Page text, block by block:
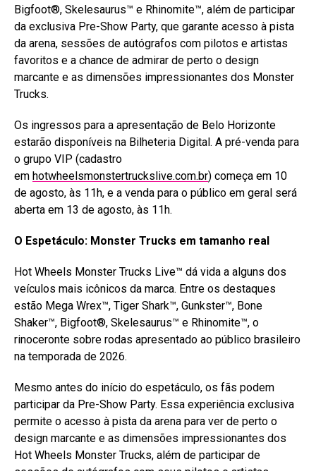
Bigfoot®, Skelesaurus™ e Rhinomite™, além de participar
da exclusiva Pre-Show Party, que garante acesso à pista
da arena, sessões de autógrafos com pilotos e artistas
favoritos e a chance de admirar de perto o design
marcante e as dimensões impressionantes dos Monster
Trucks.
Os ingressos para a apresentação de Belo Horizonte
estarão disponíveis na Bilheteria Digital. A pré-venda para
o grupo VIP (cadastro
em hotwheelsmonstertruckslive.com.br) começa em 10
de agosto, às 11h, e a venda para o público em geral será
aberta em 13 de agosto, às 11h.
O Espetáculo: Monster Trucks em tamanho real
Hot Wheels Monster Trucks Live™ dá vida a alguns dos
veículos mais icônicos da marca. Entre os destaques
estão Mega Wrex™, Tiger Shark™, Gunkster™, Bone
Shaker™, Bigfoot®, Skelesaurus™ e Rhinomite™, o
rinoceronte sobre rodas apresentado ao público brasileiro
na temporada de 2026.
Mesmo antes do início do espetáculo, os fãs podem
participar da Pre-Show Party. Essa experiência exclusiva
permite o acesso à pista da arena para ver de perto o
design marcante e as dimensões impressionantes dos
Hot Wheels Monster Trucks, além de participar de